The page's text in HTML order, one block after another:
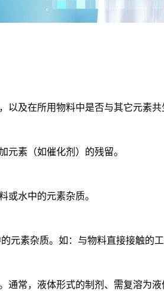
在所用物料中是否与其它元素共
素（如催化剂）的残留。
水中的元素杂质。
素杂质。如：与物料直接接触的
，液体形式的制剂、需复溶为液